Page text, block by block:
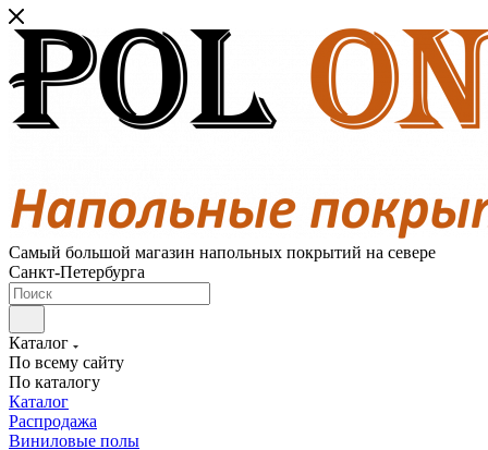
Самый большой магазин напольных покрытий на севере
Санкт-Петербурга
Каталог
По всему сайту
По каталогу
Каталог
Распродажа
Виниловые полы